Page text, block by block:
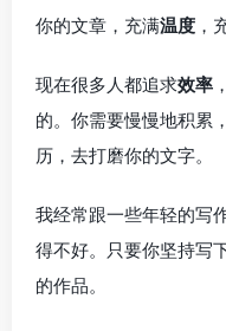
你的文章，充满温度 ，
现在很多人都追求效率
的。你需要慢慢地积累
历，去打磨你的文字。
我经常跟一些年轻的写
得不好。只要你坚持写
的作品。